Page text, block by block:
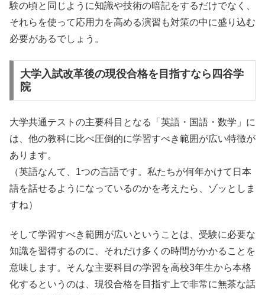
験の頃と同じように知識や技術の暗記をするだけでなく、
それらを使って応用力を高める演習も対策の中に盛り込む
必要があるでしょう。
大学入試改革後の現役合格を目指すなら四谷学
院
大学共通テストの主要科目となる「英語・国語・数学」に
は、他の教科に比べ圧倒的に学習すべき範囲が広い特徴が
あります。
（英語なんて、1つの言語です。私たちが何年かけて日本
語を話せるようになっているのかを考えたら、ゾッとしま
すね）
そして学習すべき範囲が広いということは、受験に必要な
知識を習得するのに、それだけ多くの時間がかかることを
意味します。そんな主要科目の学習を高校3年生から本格
化するというのは、現役合格を目指す上で非常に無茶な話